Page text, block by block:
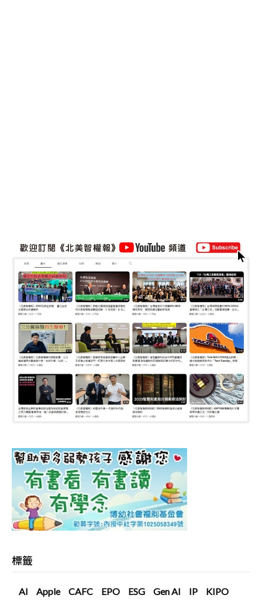
標籤
AI Apple CAFC EPO ESG Gen AI IP
KIPO